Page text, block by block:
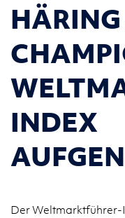
INDEX
Der Weltmarktführer-